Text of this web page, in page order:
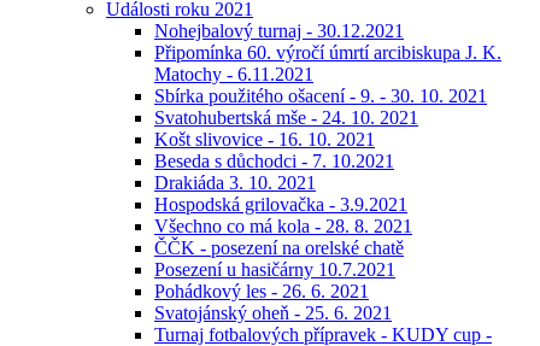
Události roku 2021
Nohejbalový turnaj - 30.12.2021
Připomínka 60. výročí úmrtí arcibiskupa J. K.
Matochy - 6.11.2021
Sbírka použitého ošacení - 9. - 30. 10. 2021
Svatohubertská mše - 24. 10. 2021
Košt slivovice - 16. 10. 2021
Beseda s důchodci - 7. 10.2021
Drakiáda 3. 10. 2021
Hospodská grilovačka - 3.9.2021
Všechno co má kola - 28. 8. 2021
ČČK - posezení na orelské chatě
Posezení u hasičárny 10.7.2021
Pohádkový les - 26. 6. 2021
Svatojánský oheň - 25. 6. 2021
Turnaj fotbalových přípravek - KUDY cup -